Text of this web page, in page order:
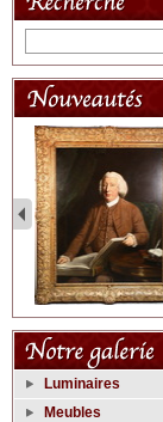
Luminaires
Meubles